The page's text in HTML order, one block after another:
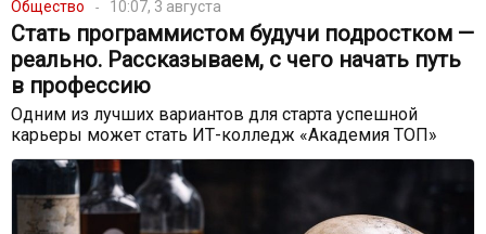
Общество 10:07, 3 августа
Стать программистом будучи подростком —
реально. Рассказываем, с чего начать путь
в профессию
Одним из лучших вариантов для старта успешной
карьеры может стать ИТ-колледж «Академия ТОП»